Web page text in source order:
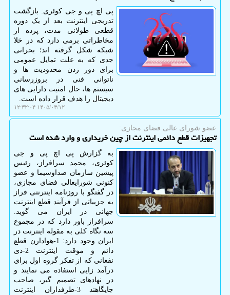
پی اچ پی و جی کوئری: بازگشت
تدریجی اینترنت بعد از یک دوره
قطعی طولانی مدت، پرده از
مخاطراتی برمی دارد که در خلا
شبکه شکل گرفته اند؛ بحرانی
جدی که به علت تمایل عمومی
برای دور زدن محدودیت ها و
ناتوانی فنی در بروزرسانی
سیستم ها، حال امنیت دارایی های
دیجیتال را هدف قرار داده است.
۱۴۰۵/۰۳/۱۲ ۱۲:۳۲:۰۴
عضو شورای عالی فضای مجازی:
تجهیزات قطع دائمی اینترنت از چین خریداری و وارد شده است
به گزارش پی اچ پی و جی
کوئری، محمد سرافراز، رئیس
پیشین سازمان صداوسیما و عضو
کنونی شورایعالی فضای مجازی،
در گفتگو با روزنامه اینترنتی فراز
به جزییاتی از فرآیند قطع اینترنت
جهانی در ایران می گوید.
سرافراز باور دارد که در مجموع
سه نگاه کلی به مقوله اینترنت در
ایران وجود دارد: 1-هوادارن قطع
دائم و موقت اینترنت 2-ذی
نفعانی که از تفکر گروه اول برای
درآمد زایی استفاده می نمایند و
در نهادهای تصمیم گیر، صاحب
جایگاهند 3-طرفداران اینترنت